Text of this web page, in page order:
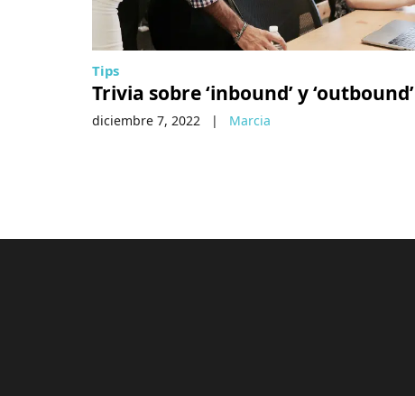
Tips
Trivia sobre ‘inbound’ y ‘outbound’
diciembre 7, 2022 | Marcia